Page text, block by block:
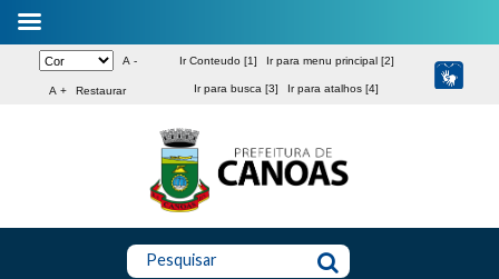
A -
A + Restaurar
Ir Conteudo [1] Ir para menu principal [2]
Ir para busca [3] Ir para atalhos [4]
Pesquisar